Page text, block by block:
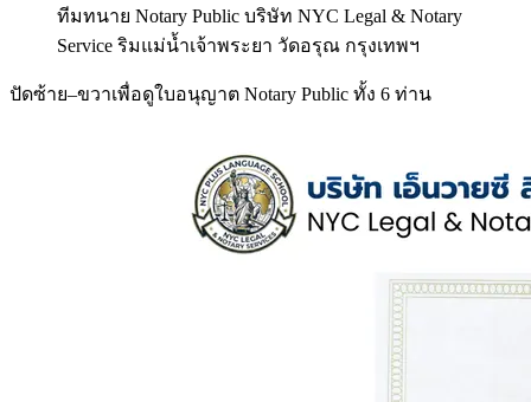
ทีมทนาย Notary Public บริษัท NYC Legal & Notary
Service ริมแม่น้ำเจ้าพระยา วัดอรุณ กรุงเทพฯ
ปัดซ้าย–ขวาเพื่อดูใบอนุญาต Notary Public ทั้ง 6 ท่าน